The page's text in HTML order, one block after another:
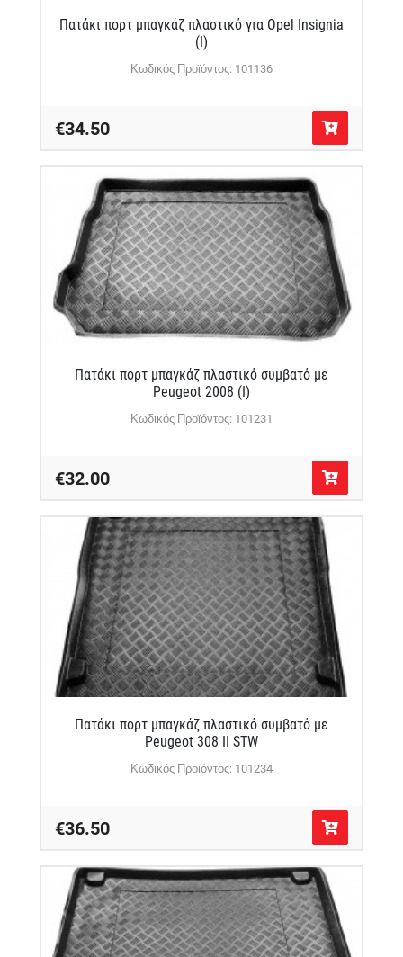
Πατάκι πορτ μπαγκάζ πλαστικό για Opel Insignia
(I)
Κωδικός Προϊόντος: 101136
€34.50
Πατάκι πορτ μπαγκάζ πλαστικό συμβατό με
Peugeot 2008 (Ι)
Κωδικός Προϊόντος: 101231
€32.00
Πατάκι πορτ μπαγκάζ πλαστικό συμβατό με
Peugeot 308 II STW
Κωδικός Προϊόντος: 101234
€36.50